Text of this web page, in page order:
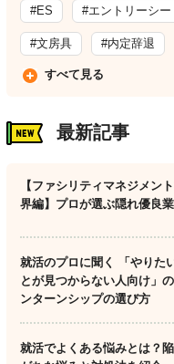
#ES #エントリーシー
#文房具 #内定辞退
すべて見る
最新記事
【ファシリティマネジメン
界編】プロが選ぶ隠れ優良
就活のプロに聞く 「やりた
とが見つからない人向け」
ンターンシップの選び方
就活でよくある悩みとは？